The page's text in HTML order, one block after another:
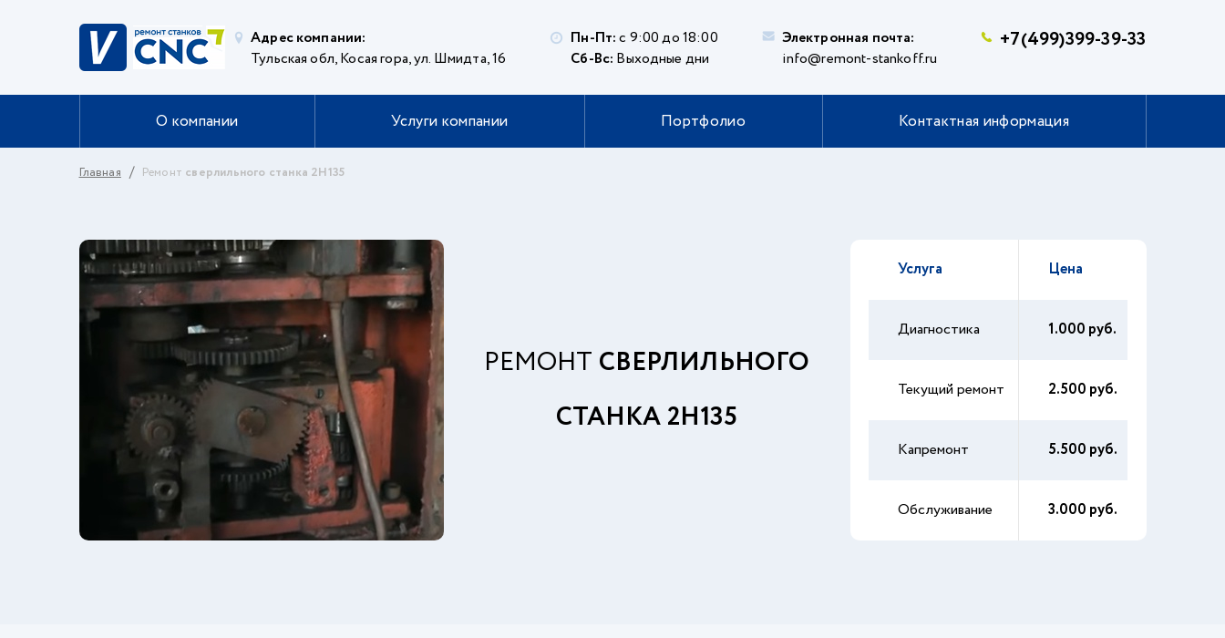
Адрес компании:
Тульская обл, Косая гора, ул. Шмидта, 16
Пн-Пт:с 9:00 до 18:00
Сб-Вс: Выходные дни
Электронная почта:
info@remont-stankoff.ru
+7(499)399-39-33
О компании Услуги компании Портфолио Контактная информация
Главная Ремонт сверлильного станка 2Н135
РЕМОНТ СВЕРЛИЛЬНОГО
СТАНКА 2Н135
Услуга Цена
Диагностика 1.000 руб.
Текущий ремонт 2.500 руб.
Капремонт 5.500 руб.
Обслуживание 3.000 руб.